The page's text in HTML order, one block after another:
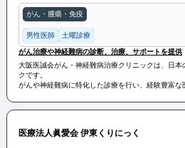
がん・腫瘍・免疫
男性医師 土曜診療
がん治療や神経難病の診断、治療、サポートを提供
大阪医誠会がん・神経難病治療クリニックは、日
クです。
がんや神経難病に特化した診療を行い、経験豊富な
がん治療や神経難病の診断、治療、サポートを提
医療法人眞愛会 伊東くりにっく